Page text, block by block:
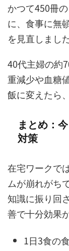
かつて450冊
に、食事に無
を見直しました
40代主婦の約
重減少や血糖
飯に変えたら
まとめ：
対策
在宅ワークで
ムが崩れがち
知識に振り回
善で十分効果
1日3食の